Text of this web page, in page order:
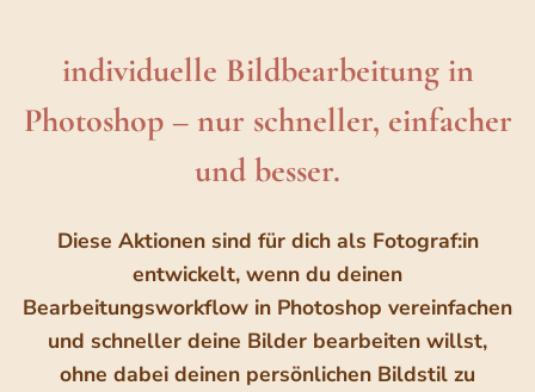
individuelle Bildbearbeitung in
Photoshop – nur schneller, einfacher
und besser.
Diese Aktionen sind für dich als Fotograf:in
entwickelt, wenn du deinen
Bearbeitungsworkflow in Photoshop vereinfachen
und schneller deine Bilder bearbeiten willst,
ohne dabei deinen persönlichen Bildstil zu